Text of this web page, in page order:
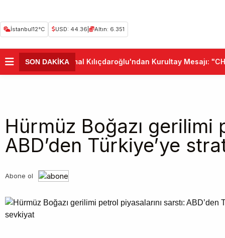
İstanbul12°C USD: 44.36 Altın: 6.351
SON DAKİKA
•Kemal Kılıçdaroğlu'ndan Kurultay Mesajı:
Hürmüz Boğazı gerilimi
ABD’den Türkiye’ye
Abone ol